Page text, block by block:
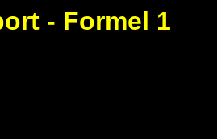
- Formel 1